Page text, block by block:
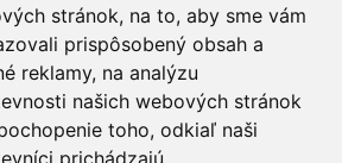
stránok, na to, aby sme vám
prispôsobený obsah a
reklamy, na analýzu
našich webových stránok
toho, odkiaľ naši
prichádzajú.
COOKIES